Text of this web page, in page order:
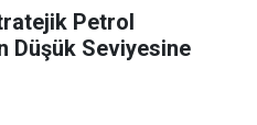
Petrol
Düşük Seviyesine